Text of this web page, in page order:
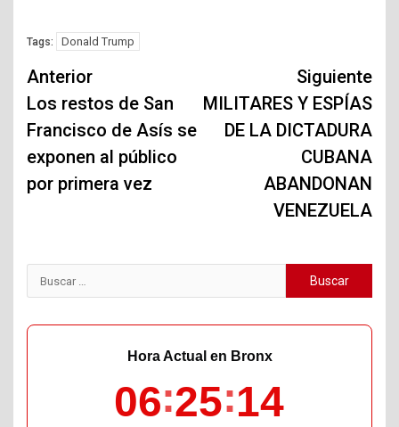
Tags: Donald Trump
Navegación
de
entradas
Anterior
Los restos de San
Francisco de Asís se
exponen al público
por primera vez
Siguiente
MILITARES Y ESPÍAS
DE LA DICTADURA
CUBANA
ABANDONAN
VENEZUELA
Buscar:
Hora Actual en Bronx
06 25 15